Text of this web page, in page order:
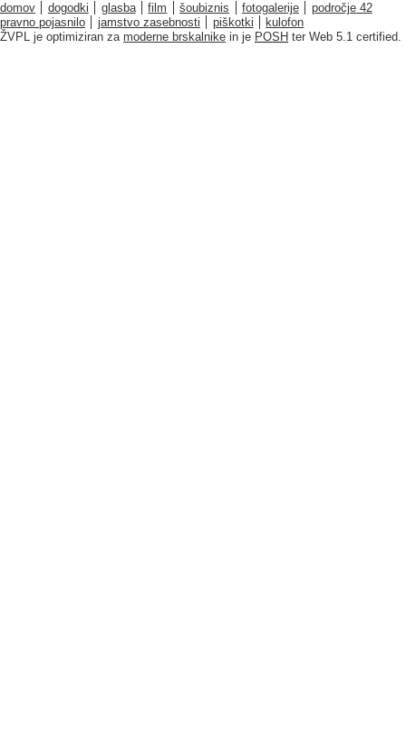
domov dogodki glasba film šoubiznis fotogalerije
področje 42
pravno pojasnilo
jamstvo zasebnosti piškotki
kulofon
ŽVPL je optimiziran za moderne brskalnike in je POSH ter Web 5.1 certified.